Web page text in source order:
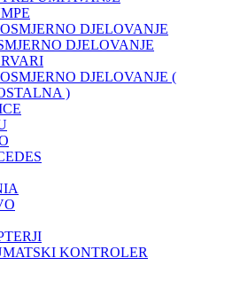
DJELOVANJE
DJELOVANJE
DJELOVANJE (
)
KONTROLER